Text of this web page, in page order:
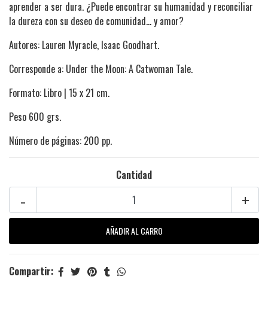
aprender a ser dura. ¿Puede encontrar su humanidad y reconciliar
la dureza con su deseo de comunidad... y amor?
Autores: Lauren Myracle, Isaac Goodhart.
Corresponde a: Under the Moon: A Catwoman Tale.
Formato: Libro | 15 x 21 cm.
Peso 600 grs.
Número de páginas: 200 pp.
Cantidad
+
-
Compartir: